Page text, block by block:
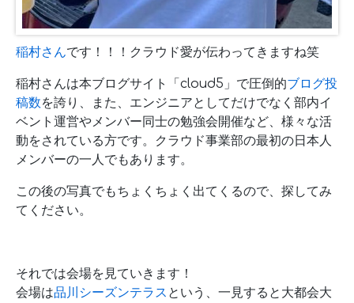
稲村さんです！！！クラウド愛が伝わってきますね笑
稲村さんは本ブログサイト「cloud5」で圧倒的ブログ投
稿数を誇り、また、エンジニアとしてだけでなく部内イ
ベント運営やメンバー同士の勉強会開催など、様々な活
動をされている方です。クラウド事業部の最初の日本人
メンバーの一人でもあります。
この後の写真でもちょくちょく出てくるので、探してみ
てください。
それでは会場を見ていきます！
会場は品川シーズンテラス という、一見すると大都会大